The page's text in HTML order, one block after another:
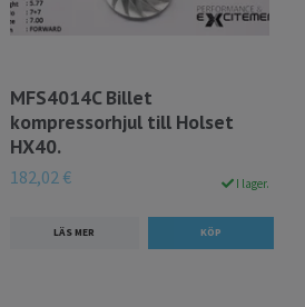
MFS4014C Billet
kompressorhjul till Holset
HX40.
182,02 € I lager.
LÄS MER